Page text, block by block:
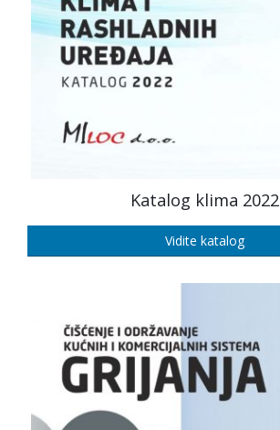
Katalog klima 2022
Vidite katalog